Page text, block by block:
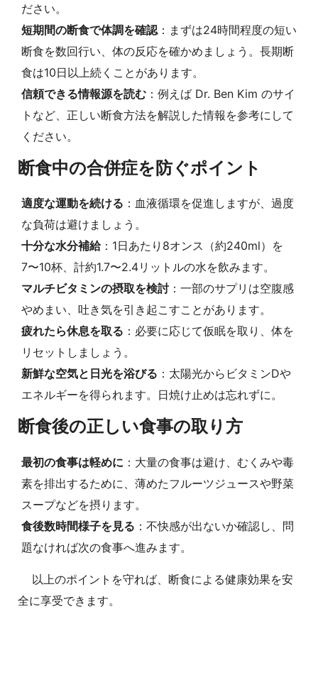
ださい。
短期間の断食で体調を確認 ：まずは24時間程度の短い
断食を数回行い、体の反応を確かめましょう。長期断
食は10日以上続くことがあります。
信頼できる情報源を読む ：例えば Dr. Ben Kim のサイ
トなど、正しい断食方法を解説した情報を参考にして
ください。
断食中の合併症を防ぐポイント
適度な運動を続ける ：血液循環を促進しますが、過度
な負荷は避けましょう。
十分な水分補給：1日あたり8オンス（約240ml）を
7〜10杯、計約1.7〜2.4リットルの水を飲みます。
マルチビタミンの摂取を検討：一部のサプリは空腹感
やめまい、吐き気を引き起こすことがあります。
疲れたら休息を取る ：必要に応じて仮眠を取り、体を
リセットしましょう。
新鮮な空気と日光を浴びる ：太陽光からビタミンDや
エネルギーを得られます。日焼け止めは忘れずに。
断食後の正しい食事の取り方
最初の食事は軽めに ：大量の食事は避け、むくみや毒
素を排出するために、薄めたフルーツジュースや野菜
スープなどを摂ります。
食後数時間様子を見る ：不快感が出ないか確認し、問
題なければ次の食事へ進みます。
以上のポイントを守れば、断食による健康効果を安
全に享受できます。